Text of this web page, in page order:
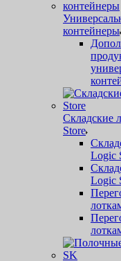
контейнеры
Складские
Store
Logic
Logic